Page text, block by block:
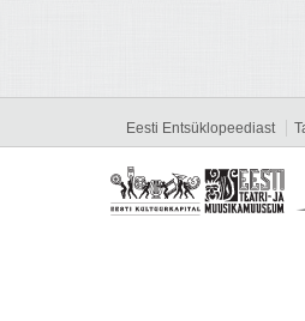
Eesti Entsüklopeediast